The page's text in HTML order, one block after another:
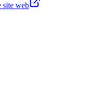
site web